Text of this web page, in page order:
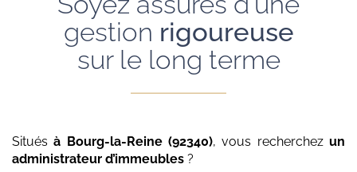
gestion rigoureuse
sur le long terme
Situésà Bourg-la-Reine (92340), vous recherchezun
administrateur d’immeubles ?